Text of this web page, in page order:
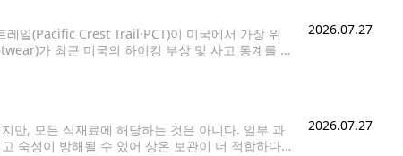
일(Pacific Crest Trail·PCT)이 미국에서 가장 위
가 최근 미국의 하이킹 부상 및 사고 통계를 분
2026.07.27
만, 모든 식재료에 해당하는 것은 아니다. 일부 과
숙성이 방해될 수 있어 상온 보관이 더 적합하다
2026.07.27